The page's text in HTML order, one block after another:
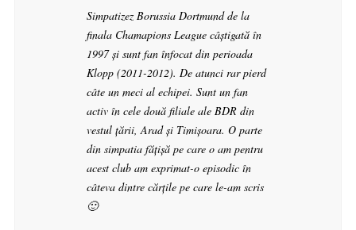
Simpatizez Borussia Dortmund de la
finala Chamapions League câștigată în
1997 și sunt fan înfocat din perioada
Klopp (2011-2012). De atunci rar pierd
câte un meci al echipei. Sunt un fan
activ în cele două filiale ale BDR din
vestul țării, Arad și Timișoara. O parte
din simpatia fățișă pe care o am pentru
acest club am exprimat-o episodic în
câteva dintre cărțile pe care le-am scris
🙂